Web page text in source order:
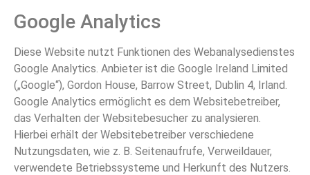
Google Analytics
Diese Website nutzt Funktionen des Webanalysedienstes
Google Analytics. Anbieter ist die Google Ireland Limited
(„Google“), Gordon House, Barrow Street, Dublin 4, Irland.
Google Analytics ermöglicht es dem Websitebetreiber,
das Verhalten der Websitebesucher zu analysieren.
Hierbei erhält der Websitebetreiber verschiedene
Nutzungsdaten, wie z. B. Seitenaufrufe, Verweildauer,
verwendete Betriebssysteme und Herkunft des Nutzers.